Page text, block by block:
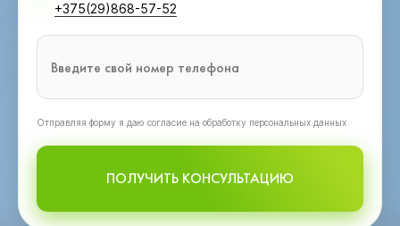
+375(29)868-57-52
Oтправляя форму я даю согласие на обработку персональных данных
ПОЛУЧИТЬ КОНСУЛЬТАЦИЮ